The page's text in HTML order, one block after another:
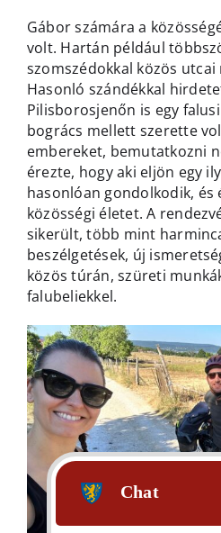
Gábor számára a
volt. Hartán például
szomszédokkal közös
Hasonló szándékkal
Pilisborosjenőn is egy
bogrács mellett szerette
embereket, bemutatkozni
érezte, hogy aki eljön egy
hasonlóan gondolkodik, és
közösségi életet. A
sikerült, több mint
beszélgetések, új
közös túrán, szüreti
falubeliekkel.